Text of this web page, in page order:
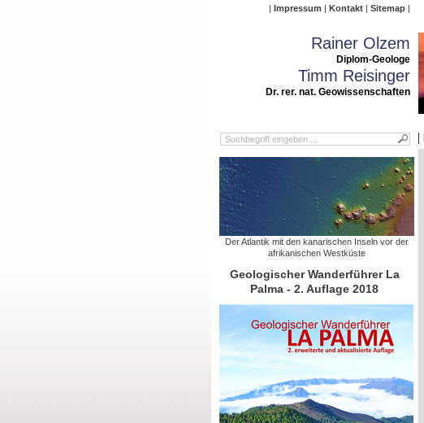
Impressum Kontakt Sitemap
Rainer Olzem
Diplom-Geologe
Timm Reisinger
Dr. rer. nat. Geowissenschaften
Der Atlantik mit den kanarischen Inseln vor der
afrikanischen Westküste
Geologischer Wanderführer La
Palma - 2. Auflage 2018